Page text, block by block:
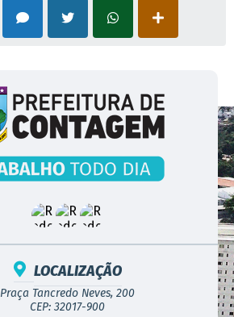
LOCALIZAÇÃO
Praça Tancredo Neves, 200
CEP: 32017-900